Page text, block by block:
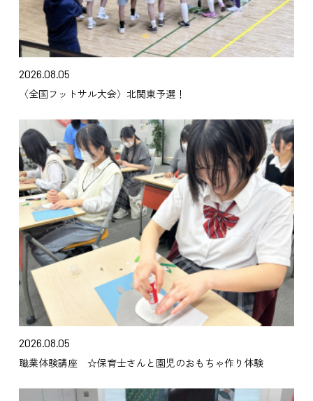
2026.08.05
〈全国フットサル大会〉北関東予選！
2026.08.05
職業体験講座 ☆保育士さんと園児のおもちゃ作り体験